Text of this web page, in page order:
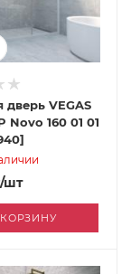
VEGAS
Novo 160 01 01
/шт